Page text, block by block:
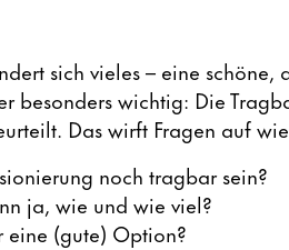
sich vieles – eine
besonders wichtig: Die
Das wirft Fragen auf
noch tragbar sein?
ja, wie und wie viel?
eine (gute) Option?